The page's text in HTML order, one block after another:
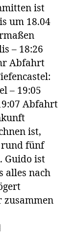
ist
um 18.04
– 18:26
Abfahrt
– 19:05
Abfahrt
ist,
rund fünf
Guido ist
alles nach
zusammen